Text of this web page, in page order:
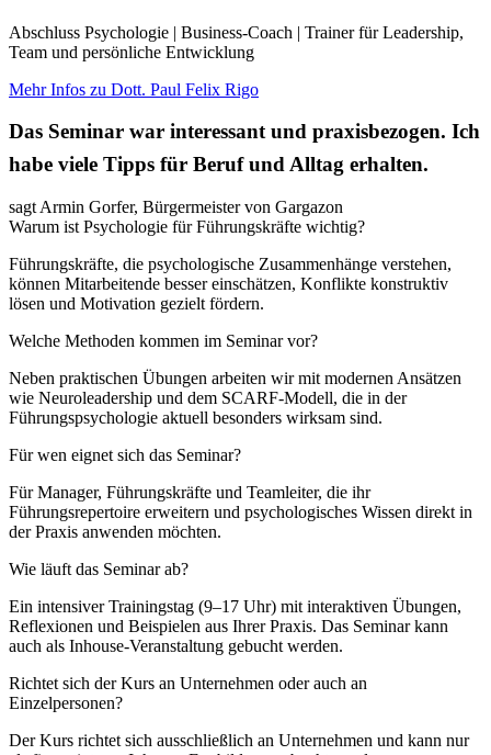
Abschluss Psychologie | Business-Coach | Trainer für Leadership,
Team und persönliche Entwicklung
Mehr Infos zu Dott. Paul Felix Rigo
Das Seminar war interessant und praxisbezogen. Ich
habe viele Tipps für Beruf und Alltag erhalten.
sagt Armin Gorfer, Bürgermeister von Gargazon
Warum ist Psychologie für Führungskräfte wichtig?
Führungskräfte, die psychologische Zusammenhänge verstehen,
können Mitarbeitende besser einschätzen, Konflikte konstruktiv
lösen und Motivation gezielt fördern.
Welche Methoden kommen im Seminar vor?
Neben praktischen Übungen arbeiten wir mit modernen Ansätzen
wie Neuroleadership und dem SCARF-Modell, die in der
Führungspsychologie aktuell besonders wirksam sind.
Für wen eignet sich das Seminar?
Für Manager, Führungskräfte und Teamleiter, die ihr
Führungsrepertoire erweitern und psychologisches Wissen direkt in
der Praxis anwenden möchten.
Wie läuft das Seminar ab?
Ein intensiver Trainingstag (9–17 Uhr) mit interaktiven Übungen,
Reflexionen und Beispielen aus Ihrer Praxis. Das Seminar kann
auch als Inhouse-Veranstaltung gebucht werden.
Richtet sich der Kurs an Unternehmen oder auch an
Einzelpersonen?
Der Kurs richtet sich ausschließlich an Unternehmen und kann nur